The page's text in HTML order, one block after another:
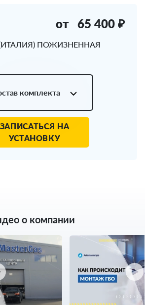
(ИТАЛИЯ) ПОЖИЗНЕННАЯ
от 65 400 ₽
комплекта
ЗАПИСАТЬСЯ НА
УСТАНОВКУ
о компании